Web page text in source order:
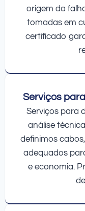
origem da
tomadas em
certificado
Serviços
Serviços para
análise
definimos
adequados
e economia.